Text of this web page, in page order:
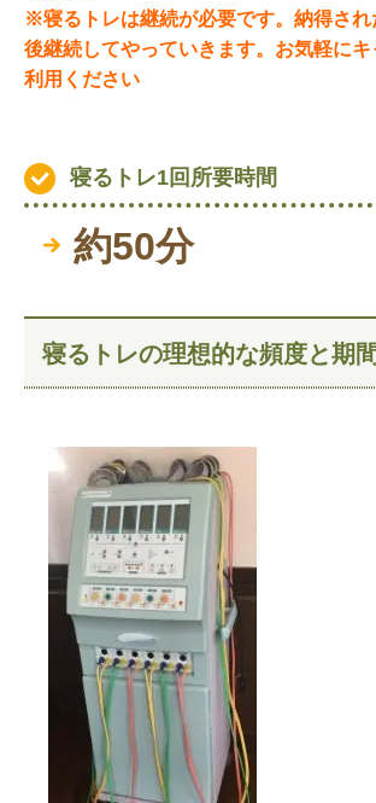
※寝るトレは継続が必要です。納得され
後継続してやっていきます。お気軽に
利用ください
寝るトレ1回所要時間
約50分
寝るトレの理想的な頻度と期間